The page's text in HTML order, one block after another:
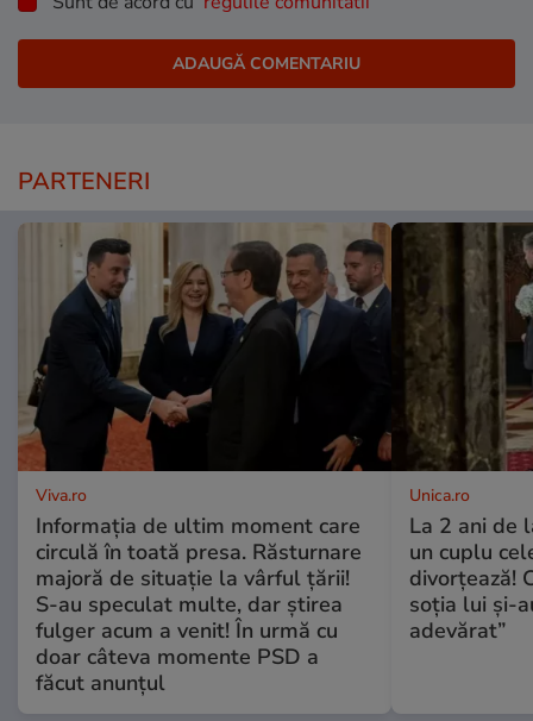
PARTENERI
Viva.ro
Informația de ultim moment care
circulă în toată presa. Răsturnare
majoră de situație la vârful țării!
S-au speculat multe, dar știrea
fulger acum a venit! În urmă cu
doar câteva momente PSD a
făcut anunțul
Unica.ro
La 2 ani de
un cuplu
divorțează!
soția lui și-
adevărat”